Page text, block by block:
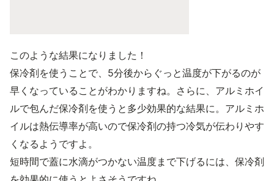
このような結果になりました！
保冷剤を使うことで、5分後からぐっと温度が下がるのが
早くなっていることがわかりますね。さらに、アルミホイ
ルで包んだ保冷剤を使うと多少効果的な結果に。アルミホ
イルは熱伝導率が高いので保冷剤の持つ冷気が伝わりやす
くなるようですよ。
短時間で蓋に水滴がつかない温度まで下げるには、保冷剤